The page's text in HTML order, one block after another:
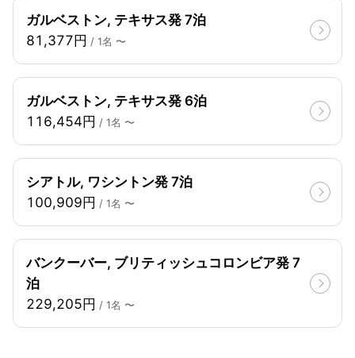
ガルベストン, テキサス発 7泊
81,377円 / 1名 〜
ガルベストン, テキサス発 6泊
116,454円 / 1名 〜
シアトル, ワシントン発 7泊
100,909円 / 1名 〜
バンクーバー, ブリティッシュコロンビア発 7
泊
229,205円 / 1名 〜